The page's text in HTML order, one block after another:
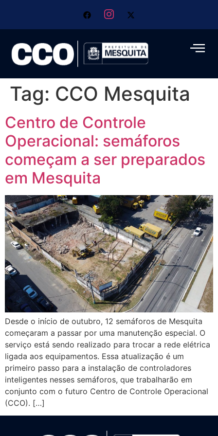
Tag: CCO Mesquita
Centro de Controle
Operacional: semáforos
começam a ser preparados
em Mesquita
Desde o início de outubro, 12 semáforos de Mesquita
começaram a passar por uma manutenção especial. O
serviço está sendo realizado para trocar a rede elétrica
ligada aos equipamentos. Essa atualização é um
primeiro passo para a instalação de controladores
inteligentes nesses semáforos, que trabalharão em
conjunto com o futuro Centro de Controle Operacional
(CCO). […]